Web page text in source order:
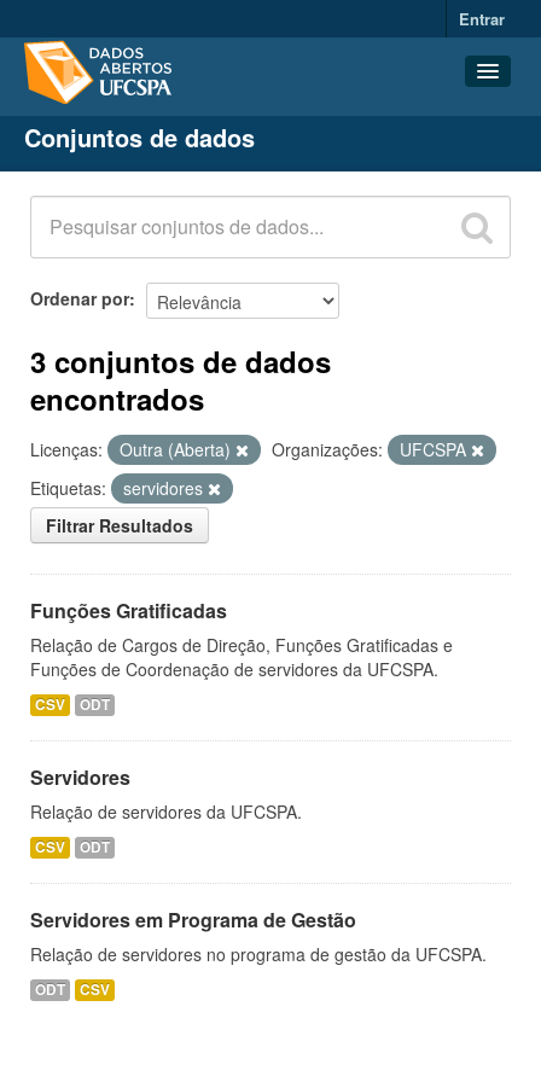
Entrar
Conjuntos de dados
Organizações
Grupos
Sobre
Conjuntos de dados
Ordenar por
3 conjuntos de dados
encontrados
Licenças: Outra (Aberta) Organizações:
UFCSPA
Etiquetas:
servidores
Filtrar Resultados
Funções Gratificadas
Relação de Cargos de Direção, Funções Gratificadas e
Funções de Coordenação de servidores da UFCSPA.
CSV ODT
Servidores
Relação de servidores da UFCSPA.
CSV ODT
Servidores em Programa de Gestão
Relação de servidores no programa de gestão da UFCSPA.
ODT CSV